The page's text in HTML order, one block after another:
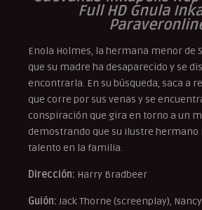
Full HD Gnula
Enola Holmes, la hermana menor de
que su madre ha desaparecido y se
encontrarla. En su búsqueda, saca a
que corre por sus venas y se
conspiración que gira en torno a un
demostrando que su ilustre hermano
talento en la familia.
Dirección: Harry Bradbeer
Guión: Jack Thorne (screenplay),